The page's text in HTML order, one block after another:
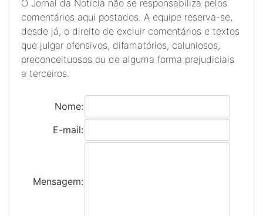
O Jornal da Notícia não se responsabiliza pelos
comentários aqui postados. A equipe reserva-se,
desde já, o direito de excluir comentários e textos
que julgar ofensivos, difamatórios, caluniosos,
preconceituosos ou de alguma forma prejudiciais
a terceiros.
Nome:
E-mail:
Mensagem: